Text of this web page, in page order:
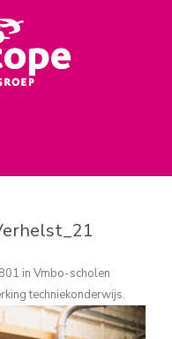
in Vmbo-scholen
techniekonderwijs.